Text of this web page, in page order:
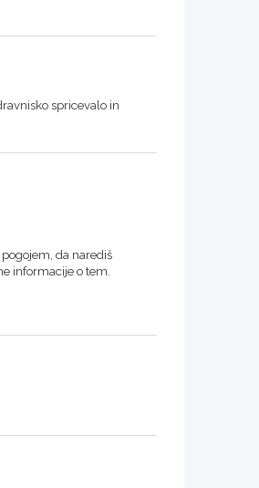
spricevalo in
da narediš
informacije o tem.